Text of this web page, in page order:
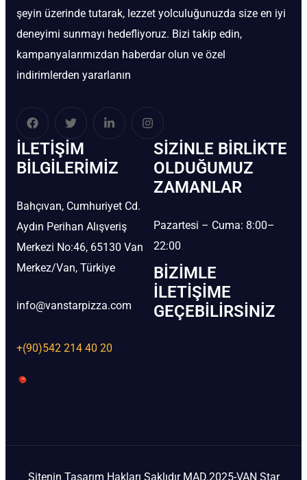
şeyin üzerinde tutarak, lezzet yolculuğunuzda size en iyi
deneyimi sunmayı hedefliyoruz. Bizi takip edin,
kampanyalarımızdan haberdar olun ve özel
indirimlerden yararlanın
İLETIŞIM
BİLGILERIMIZ
Bahçıvan, Cumhuriyet Cd.
Aydın Perihan Alışveriş
Merkezi No:46, 65130 Van
Merkez/Van, Türkiye
info@vanstarpizza.com
+(90)542 214 40 20
SIZINLE BIRLIKTE
OLDUĞUMUZ
ZAMANLAR
Pazartesi – Cuma: 8:00–
22:00
BIZIMLE
İLETIŞIME
GEÇEBILIRSINIZ
Sitenin Tasarım Hakları Saklıdır MAD.2025-VAN Star